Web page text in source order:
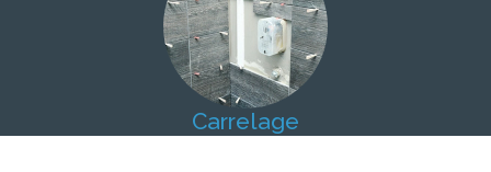
Carrelage